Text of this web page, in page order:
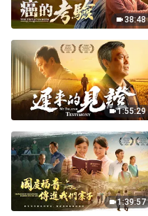
38:48
1:55:29
1:39:57